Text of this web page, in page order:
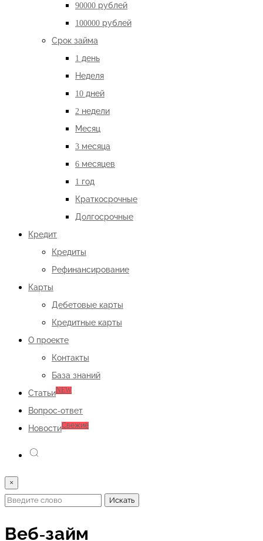
90000 рублей
100000 рублей
Срок займа
1 день
Неделя
10 дней
2 недели
Месяц
3 месяца
6 месяцев
1 год
Краткосрочные
Долгосрочные
Кредит
Кредиты
Рефинансирование
Карты
Дебетовые карты
Кредитные карты
О проекте
Контакты
База знаний
СтатьиNEW
Вопрос-ответ
НовостиСвежие
×
Веб-займ